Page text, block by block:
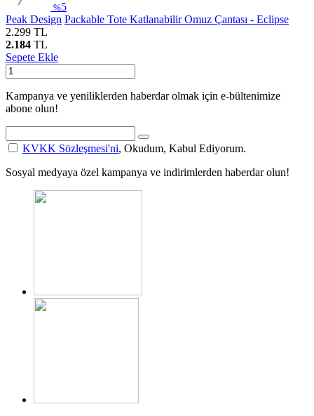
%5
Peak Design Packable Tote Katlanabilir Omuz Çantası - Eclipse
2.299 TL
2.184 TL
Sepete Ekle
Kampanya ve yeniliklerden haberdar olmak için e-bültenimize
abone olun!
KVKK Sözleşmesi'ni, Okudum, Kabul Ediyorum.
Sosyal medyaya özel kampanya ve indirimlerden haberdar olun!